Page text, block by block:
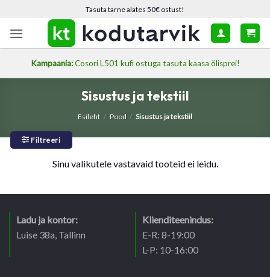
content
Tasuta tarne alates 50€ ostust!
Kampaania:Cosori L501 kufi ostuga tasuta kaasa õlisprei!
Sisustus ja tekstiil
Esileht / Pood / Sisustus ja tekstiil
Filtreeri
Sinu valikutele vastavaid tooteid ei leidu.
Ladu ja kontor:
Luise 38a, Tallinn
Klienditeenindus:
E-R: 8-19:00
L-P: 10-16:00